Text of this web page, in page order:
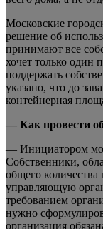
Московские
решение об
принимают все
хочет только один
поддержать
указано, что до
контейнерная
— Как провести
— Инициатором
Собственники,
общего количества
управляющую
требованием
нужно
организация